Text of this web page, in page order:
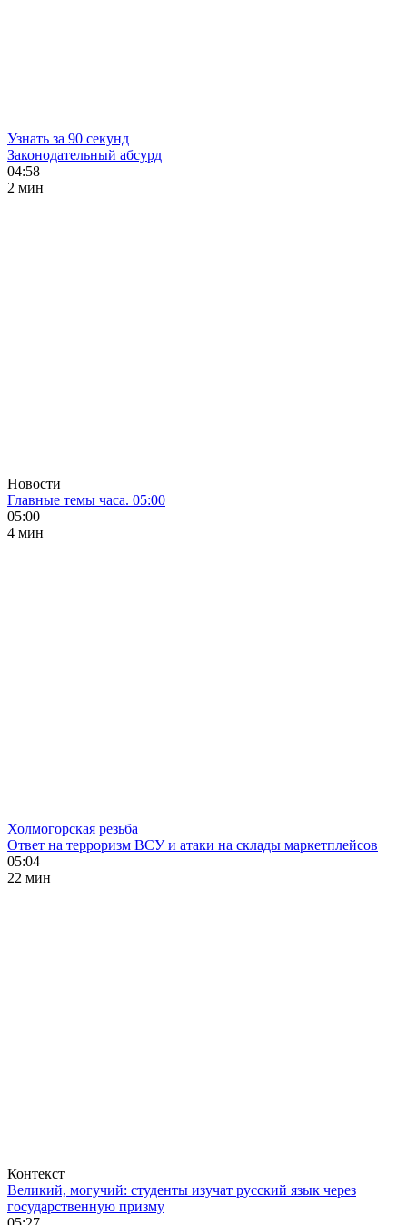
Узнать за 90 секунд
Законодательный абсурд
04:58
2 мин
Новости
Главные темы часа. 05:00
05:00
4 мин
Холмогорская резьба
Ответ на терроризм ВСУ и атаки на склады маркетплейсов
05:04
22 мин
Контекст
Великий, могучий: студенты изучат русский язык через
государственную призму